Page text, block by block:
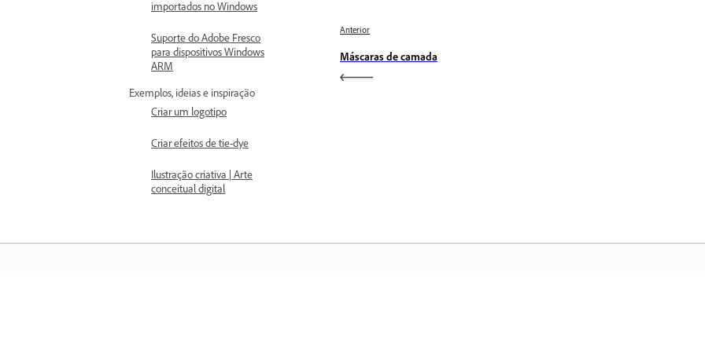
importados no Windows
Suporte do Adobe Fresco
para dispositivos Windows
ARM
Exemplos, ideias e inspiração
Criar um logotipo
Criar efeitos de tie-dye
Ilustração criativa | Arte
conceitual digital
Anterior
Máscaras de camada